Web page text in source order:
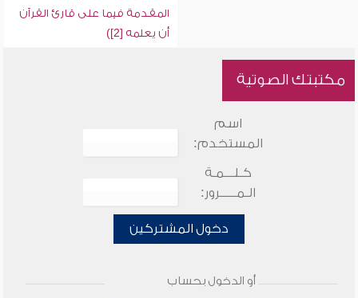
المقدمة فيما على قارئ القرآن
أن يعلمه [2])
مكتبتك الصوتية
اسم
المستخدم:
كـلـــمـة
الـمـــــرور:
دخول المشتركين
أو الدخول بحساب